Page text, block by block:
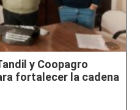
y Coopagro
fortalecer la cadena